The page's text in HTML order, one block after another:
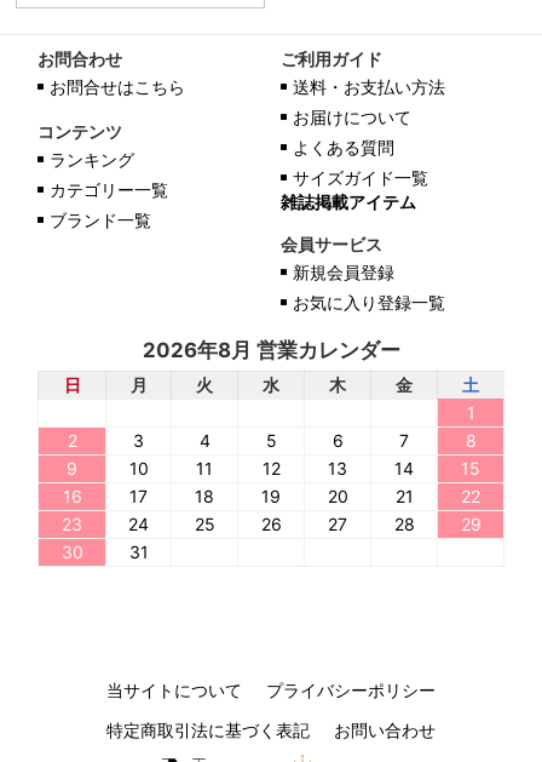
お問合わせ
お問合せはこちら
コンテンツ
ランキング
カテゴリー一覧
ブランド一覧
ご利用ガイド
送料・お支払い方法
お届けについて
よくある質問
サイズガイド一覧
雑誌掲載アイテム
会員サービス
新規会員登録
お気に入り登録一覧
2026年8月 営業カレンダー
日 月 火 水 木 金
土
1
2
3 4 5 6 7
8
9
10 11 12 13 14
15
16
17 18 19 20 21
22
23
24 25 26 27 28
29
30
31
当サイトについて
プライバシーポリシー
特定商取引法に基づく表記
お問い合わせ